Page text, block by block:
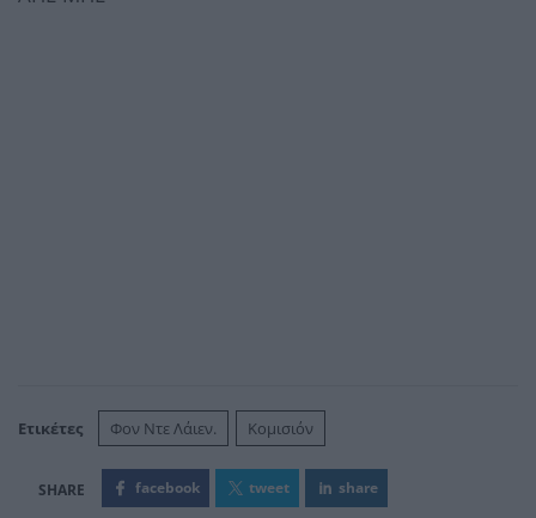
Ετικέτες Φον Ντε Λάιεν. Κομισιόν
facebook tweet share